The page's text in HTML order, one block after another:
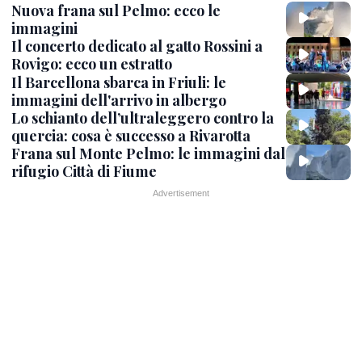
Nuova frana sul Pelmo: ecco le
immagini
Il concerto dedicato al gatto Rossini a
Rovigo: ecco un estratto
Il Barcellona sbarca in Friuli: le
immagini dell'arrivo in albergo
Lo schianto dell’ultraleggero contro la
quercia: cosa è successo a Rivarotta
Frana sul Monte Pelmo: le immagini dal
rifugio Città di Fiume